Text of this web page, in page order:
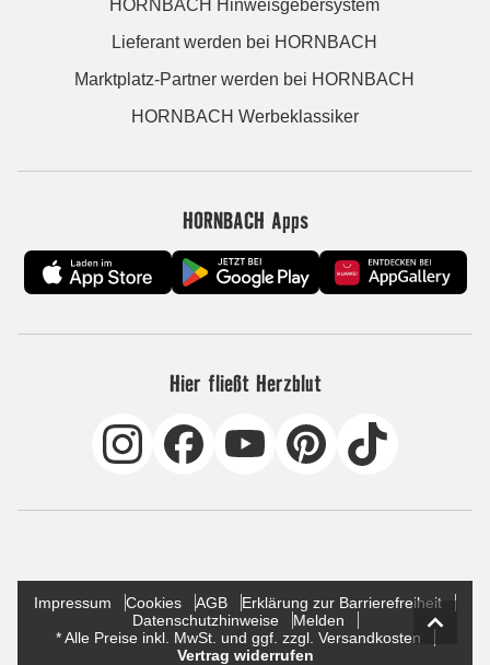
HORNBACH Hinweisgebersystem
Lieferant werden bei HORNBACH
Marktplatz-Partner werden bei HORNBACH
HORNBACH Werbeklassiker
HORNBACH Apps
Hier fließt Herzblut
Impressum Cookies AGB
Erklärung zur Barrierefreiheit
Datenschutzhinweise
Melden
* Alle Preise inkl. MwSt. und ggf. zzgl. Versandkosten
Vertrag widerrufen